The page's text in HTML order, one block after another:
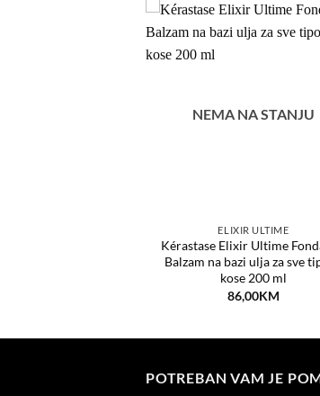
NEMA NA STANJU
ELIXIR ULTIME
Kérastase Elixir Ultime
Balzam na bazi ulja za sve
kose 200 ml
86,00KM
POTREBAN VAM JE